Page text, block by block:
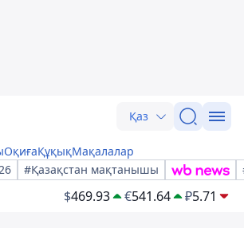
Қаз
ОқиғаҚұқықМақалалар
#Қазақстан мақтанышы
$469.93 €541.64 ₽5.71